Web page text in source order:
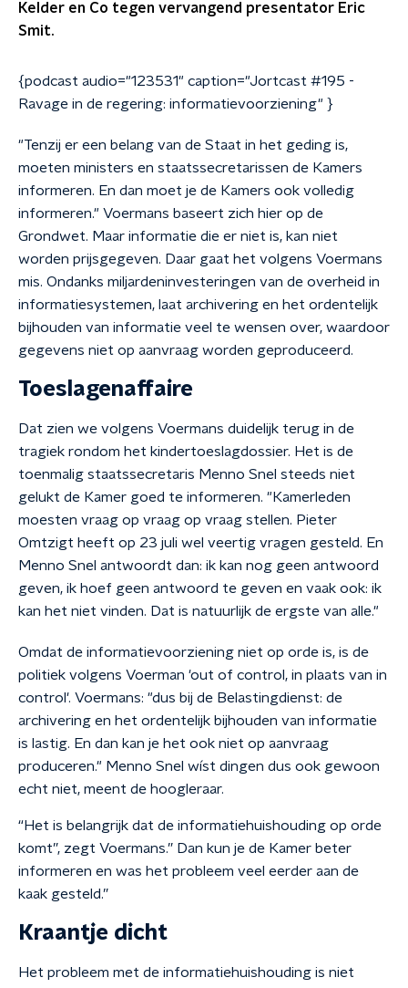
Kelder en Co tegen vervangend presentator Eric
Smit.
{podcast audio="123531" caption="Jortcast #195 -
Ravage in de regering: informatievoorziening" }
"Tenzij er een belang van de Staat in het geding is,
moeten ministers en staatssecretarissen de Kamers
informeren. En dan moet je de Kamers ook volledig
informeren." Voermans baseert zich hier op de
Grondwet. Maar informatie die er niet is, kan niet
worden prijsgegeven. Daar gaat het volgens Voermans
mis. Ondanks miljardeninvesteringen van de overheid in
informatiesystemen, laat archivering en het ordentelijk
bijhouden van informatie veel te wensen over, waardoor
gegevens niet op aanvraag worden geproduceerd.
Toeslagenaffaire
Dat zien we volgens Voermans duidelijk terug in de
tragiek rondom het kindertoeslagdossier. Het is de
toenmalig staatssecretaris Menno Snel steeds niet
gelukt de Kamer goed te informeren. "Kamerleden
moesten vraag op vraag op vraag stellen. Pieter
Omtzigt heeft op 23 juli wel veertig vragen gesteld. En
Menno Snel antwoordt dan: ik kan nog geen antwoord
geven, ik hoef geen antwoord te geven en vaak ook: ik
kan het niet vinden. Dat is natuurlijk de ergste van alle."
Omdat de informatievoorziening niet op orde is, is de
politiek volgens Voerman 'out of control, in plaats van in
control'. Voermans: "dus bij de Belastingdienst: de
archivering en het ordentelijk bijhouden van informatie
is lastig. En dan kan je het ook niet op aanvraag
produceren." Menno Snel wíst dingen dus ook gewoon
echt niet, meent de hoogleraar.
“Het is belangrijk dat de informatiehuishouding op orde
komt”, zegt Voermans.” Dan kun je de Kamer beter
informeren en was het probleem veel eerder aan de
kaak gesteld.”
Kraantje dicht
Het probleem met de informatiehuishouding is niet